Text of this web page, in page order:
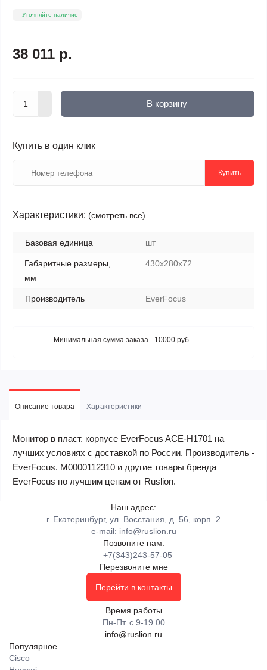
Уточняйте наличие
38 011 р.
В корзину
Купить в один клик
Купить
Характеристики: (смотреть все)
Базовая единица шт
Габаритные размеры,
мм
430x280x72
Производитель EverFocus
Минимальная сумма заказа - 10000 руб.
Описание товара Характеристики
Монитор в пласт. корпусе EverFocus ACE-H1701 на
лучших условиях с доставкой по России. Производитель -
EverFocus. М0000112310 и другие товары бренда
EverFocus по лучшим ценам от Ruslion.
Наш адрес:
г. Екатеринбург, ул. Восстания, д. 56, корп. 2
e-mail: info@ruslion.ru
Позвоните нам:
+7(343)243-57-05
Перезвоните мне
Перейти в контакты
Время работы
Пн-Пт. с 9-19.00
info@ruslion.ru
Популярное
Cisco